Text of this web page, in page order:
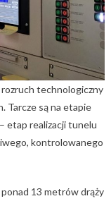
rozruch technologiczny
Tarcze są na etapie
etap realizacji tunelu
kontrolowanego
13 metrów drąży